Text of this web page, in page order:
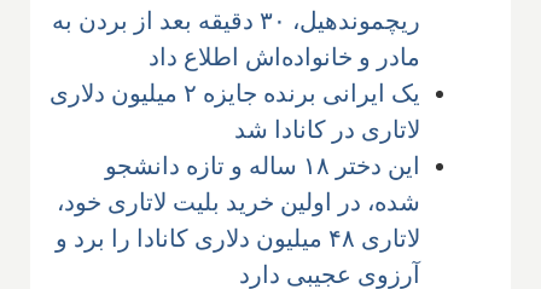
ریچموندهیل، ۳۰ دقیقه بعد از بردن به
مادر و خانواده‌اش اطلاع داد
یک ایرانی برنده جایزه ۲ میلیون دلاری
لاتاری در کانادا شد
این دختر ۱۸ ساله و تازه دانشجو
شده، در اولین خرید بلیت لاتاری خود،
لاتاری ۴۸ میلیون دلاری کانادا را برد و
آرزوی عجیبی دارد